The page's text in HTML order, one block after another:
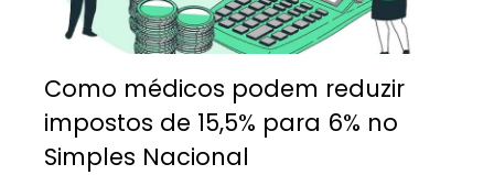
Como médicos podem reduzir
impostos de 15,5% para 6% no
Simples Nacional